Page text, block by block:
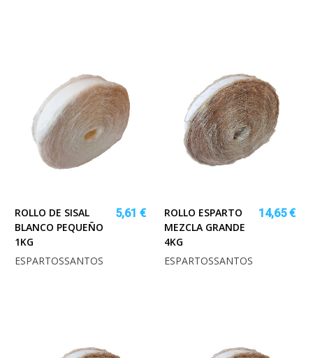
ROLLO DE SISAL
BLANCO PEQUEÑO
1KG
5,61 €
ESPARTOSSANTOS
ROLLO ESPARTO
MEZCLA GRANDE
4KG
14,65 €
ESPARTOSSANTOS